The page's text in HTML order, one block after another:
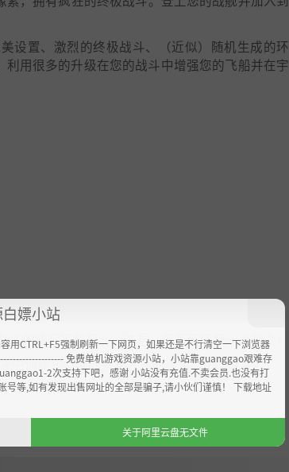
设置、激烈的终极战斗、（近似）随机生成的环
用很多的升级在您的战斗中增强您的飞船并在宇
的排行榜的第一。注意，您每天只有一次机会！
中训练它。您的枪支、您的规则、您的战斗。
嫖小站
用CTRL+F5强制刷新一下网页，如果还是不行清空一下浏览器
免费单机游戏资源小站，小站靠guanggao艰难存
2次支持下吧，感谢 小站没有充值.不卖会员.也没有打
号等,如有发现出售网址的全部是骗子,请小伙们谨慎！ 下载地址
关于阿里云盘无文件